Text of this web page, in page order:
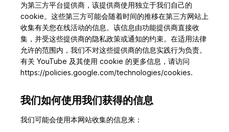
为第三方平台提供商，该提供商使用独立于我们自己的
cookie。这些第三方可能会随着时间的推移在第三方网站上
收集有关您在线活动的信息。该信息由功能提供商直接收
集，并受这些提供商的隐私政策或通知的约束。在适用法律
允许的范围内，我们不对这些提供商的信息实践行为负责。
有关 YouTube 及其使用 cookie 的更多信息，请访问
https://policies.google.com/technologies/cookies.
我们如何使用我们获得的信息
我们可能会使用本网站收集的信息来：